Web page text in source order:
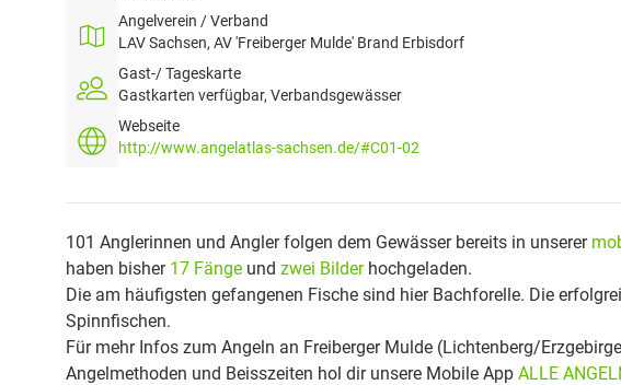
Angelverein / Verband
LAV Sachsen, AV 'Freiberger Mulde' Brand Erbisdorf
Gast-/ Tageskarte
Gastkarten verfügbar, Verbandsgewässer
Webseite
http://www.angelatlas-sachsen.de/#C01-02
101 Anglerinnen und Angler folgen dem Gewässer bereits in unserer
haben bisher 17 Fänge und zwei Bilderhochgeladen.
Die am häufigsten gefangenen Fische sind hier Bachforelle. Die
Spinnfischen.
Für mehr Infos zum Angeln an Freiberger Mulde (Lichtenberg/
Angelmethoden und Beisszeiten hol dir unsere Mobile App ALLE